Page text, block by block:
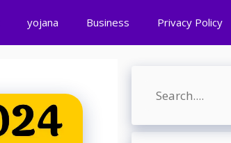
yojana Business Privacy Policy
Search